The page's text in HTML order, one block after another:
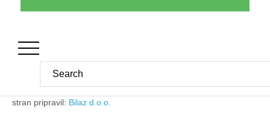
stran pripravil: Bilaz d.o.o.